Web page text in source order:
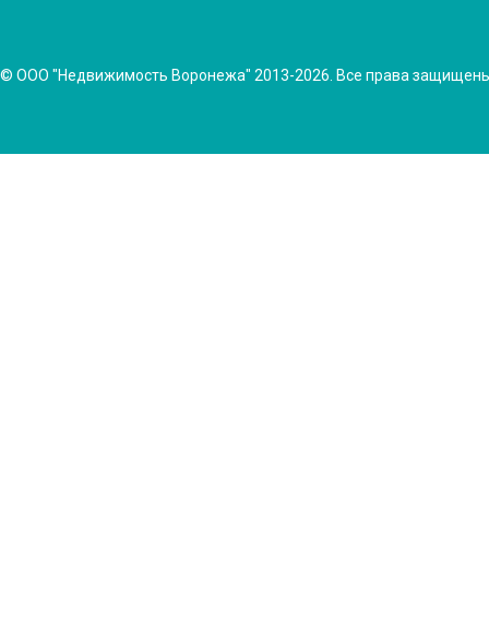
© ООО "Недвижимость Воронежа" 2013-2026. Все права